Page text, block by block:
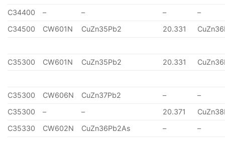
C34400 – – –
–
C34500
CW601N CuZn35Pb2 20.331
C35300 CW601N CuZn35Pb2 20.331
C35300 CW606N CuZn37Pb2 –
–
C35300
– – 20.371
C35330
CW602N CuZn36Pb2As – –